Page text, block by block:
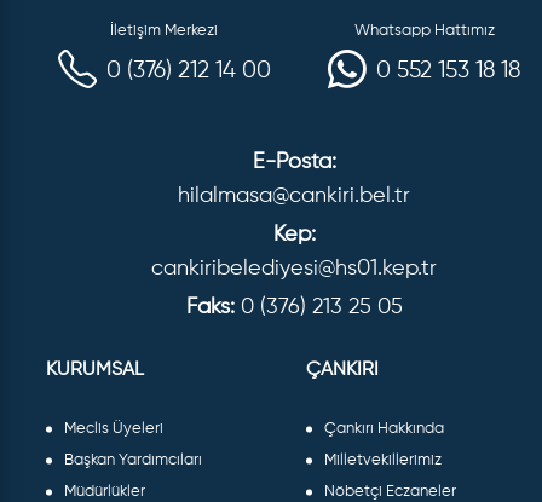
İletişim Merkezi
0 (376) 212 14 00
Whatsapp Hattımız
0 552 153 18 18
E-Posta:
hilalmasa@cankiri.bel.tr
Kep:
cankiribelediyesi@hs01.kep.tr
Faks: 0 (376) 213 25 05
KURUMSAL
Meclis Üyeleri
Başkan Yardımcıları
Müdürlükler
ÇANKIRI
Çankırı Hakkında
Milletvekillerimiz
Nöbetçi Eczaneler